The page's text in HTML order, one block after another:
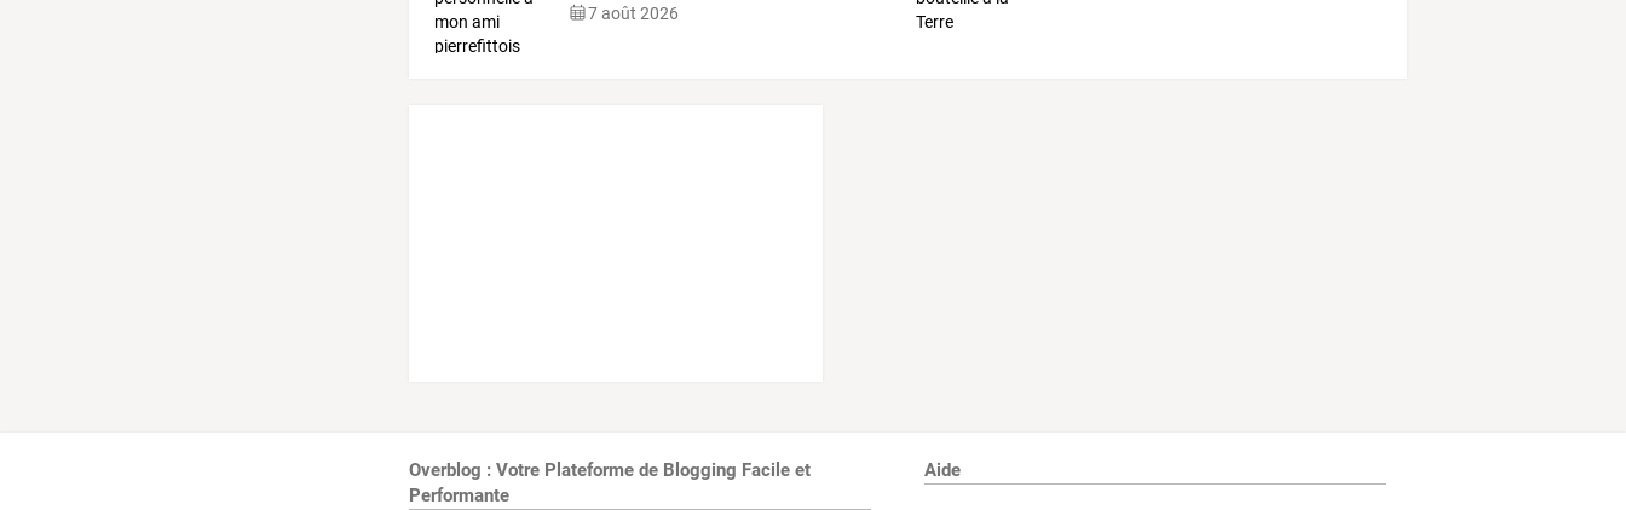
7 août 2026
Overblog : Votre Plateforme de Blogging Facile et
Performante
Aide